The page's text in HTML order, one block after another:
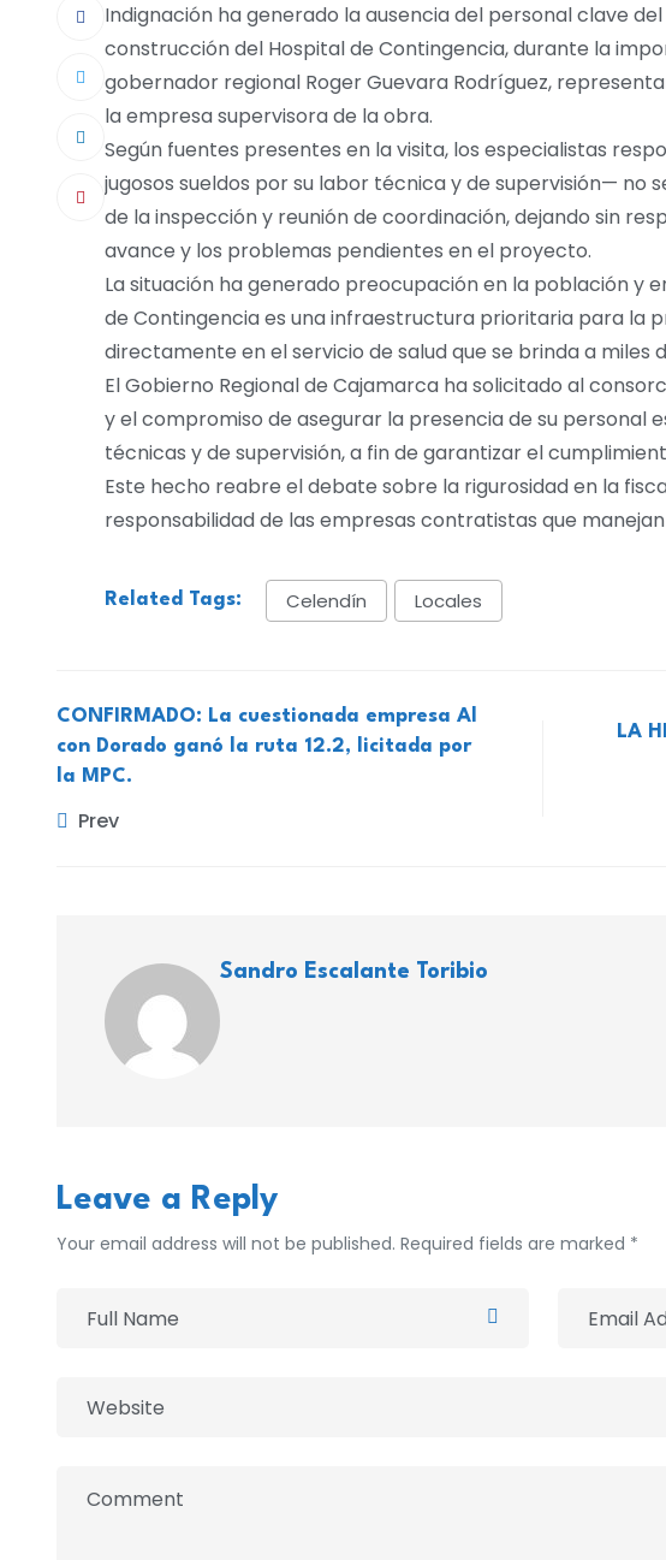
Indignación ha generado la ausencia del personal clave
construcción del Hospital de Contingencia, durante la
gobernador regional Roger Guevara Rodríguez,
la empresa supervisora de la obra.
Según fuentes presentes en la visita, los especialistas
jugosos sueldos por su labor técnica y de supervisión— no
de la inspección y reunión de coordinación, dejando sin
avance y los problemas pendientes en el proyecto.
La situación ha generado preocupación en la población y
de Contingencia es una infraestructura prioritaria para la
directamente en el servicio de salud que se brinda a miles
El Gobierno Regional de Cajamarca ha solicitado al
y el compromiso de asegurar la presencia de su personal
técnicas y de supervisión, a fin de garantizar el
Este hecho reabre el debate sobre la rigurosidad en la
responsabilidad de las empresas contratistas que
Related Tags: Celendín Locales
CONFIRMADO: La cuestionada empresa Al
con Dorado ganó la ruta 12.2, licitada por
la MPC.
Prev
LA
Sandro Escalante Toribio
Leave a Reply
Your email address will not be published. Required fields are marked *